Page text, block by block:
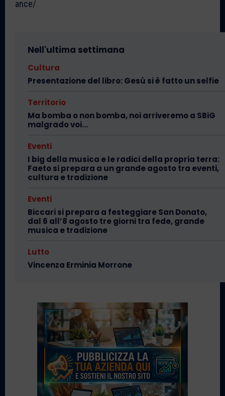
ance/
Nell'ultima settimana
Cultura
Presentazione del libro: Gesù si è fatto un selfie
Territorio
Ma bomba o non bomba, noi arriveremo a SBiG
malgrado voi…
Eventi
I big della musica e le radici della propria terra:
Faeto si prepara a un grande agosto tra eventi,
cultura e tradizione
Eventi
Biccari si prepara a festeggiare San Donato,
dal 6 all’8 agosto tre giorni tra fede, grande
musica e tradizione
Lutto
Vincenza Erminia Morrone